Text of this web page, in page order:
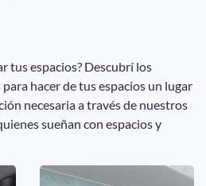
tus espacios? Descubrí los
hacer de tus espacios un lugar
necesaria a través de nuestros
sueñan con espacios y